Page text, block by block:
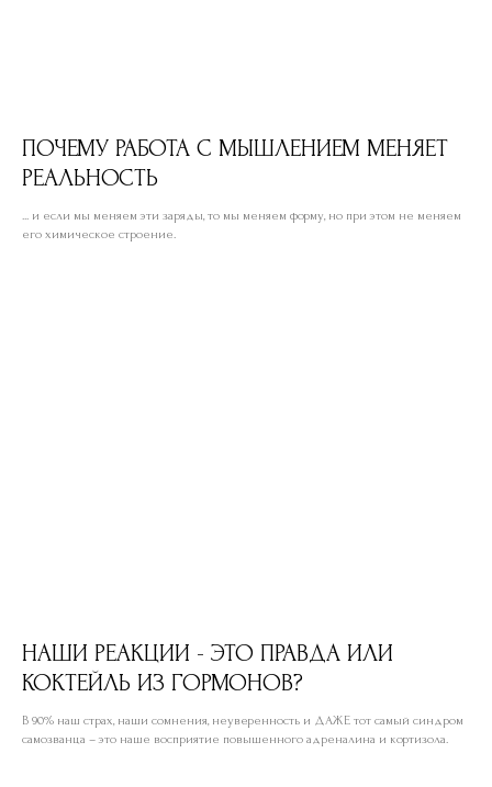
ПОЧЕМУ РАБОТА С МЫШЛЕНИЕМ МЕНЯЕТ
РЕАЛЬНОСТЬ
... и если мы меняем эти заряды, то мы меняем форму, но при этом не меняем
его химическое строение.
НАШИ РЕАКЦИИ - ЭТО ПРАВДА ИЛИ
КОКТЕЙЛЬ ИЗ ГОРМОНОВ?
В 90% наш страх, наши сомнения, неуверенность и ДАЖЕ тот самый синдром
самозванца – это наше восприятие повышенного адреналина и кортизола.